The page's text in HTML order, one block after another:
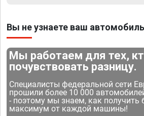
Вы не узнаете ваш
Мы работаем для тех,
почувствовать разницу.
Специалисты федеральной сети
прошили более 10 000
- поэтому мы знаем, как получить
максимум от каждой машины!